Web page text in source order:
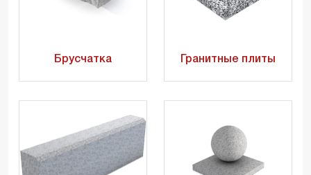
Брусчатка Гранитные плиты